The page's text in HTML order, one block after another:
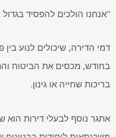
"אנחנו הולכים להפסיד
בחודש, מכסים את הביטוח
בריכות שחייה או גינון.
אתגר נוסף לבעלי דירות הוא